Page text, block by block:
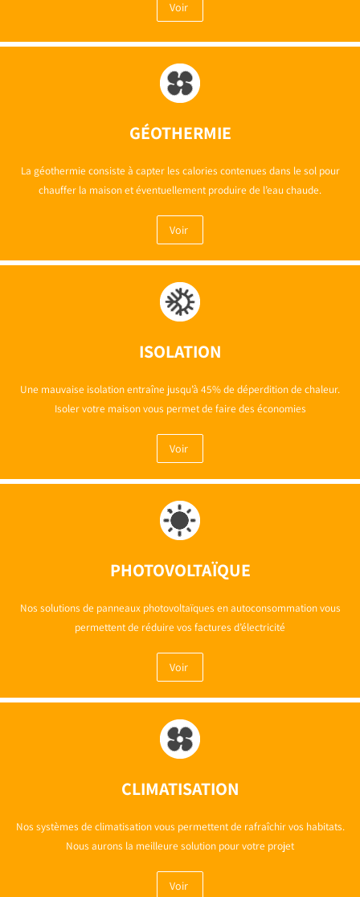
Voir
GÉOTHERMIE
La géothermie consiste à capter les calories contenues dans le sol pour
chauffer la maison et éventuellement produire de l’eau chaude.
Voir
ISOLATION
Une mauvaise isolation entraîne jusqu’à 45% de déperdition de chaleur.
Isoler votre maison vous permet de faire des économies
Voir
PHOTOVOLTAÏQUE
Nos solutions de panneaux photovoltaïques en autoconsommation vous
permettent de réduire vos factures d’électricité
Voir
CLIMATISATION
Nos systèmes de climatisation vous permettent de rafraîchir vos habitats.
Nous aurons la meilleure solution pour votre projet
Voir